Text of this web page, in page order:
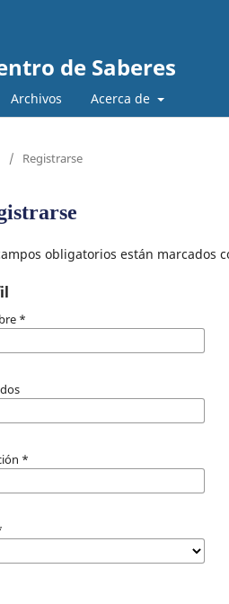
de Saberes
Archivos Acerca de
/ Registrarse
obligatorios están marcados
*
*